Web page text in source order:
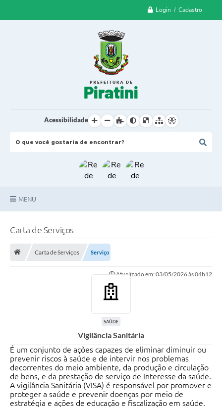
Login / Cadastro
Acessibilidade
MENU
Audiências Públicas
Notícias
Turismo
Carta de Serviços
Carta de Serviços Serviço
Atualizado em: 03/05/2026 às 04h12
SAÚDE
Vigilância Sanitária
É um conjunto de ações capazes de eliminar diminuir ou
prevenir riscos à saúde e de intervir nos problemas
decorrentes do meio ambiente, da produção e circulação
de bens, e da prestação de serviço de Interesse da saúde.
A vigilância Sanitária (VISA) é responsável por promover e
proteger a saúde e prevenir doenças por meio de
estratégia e ações de educação e fiscalização em saúde.